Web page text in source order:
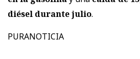
diésel durante julio.
PURANOTICIA